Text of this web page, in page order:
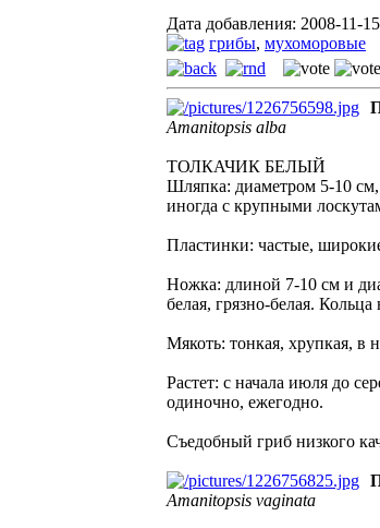
Дата добавления: 2008-11-
грибы, мухоморовые
Amanitopsis alba
ТОЛКАЧИК БЕЛЫЙ
Шляпка: диаметром 5-10 см,
иногда с крупными
Пластинки: частые,
Ножка: длиной 7-10 см и
белая, грязно-белая.
Мякоть: тонкая, хрупкая, в
Растет: с начала июля до
одиночно, ежегодно.
Cъедобный гриб низкого
Amanitopsis vaginata